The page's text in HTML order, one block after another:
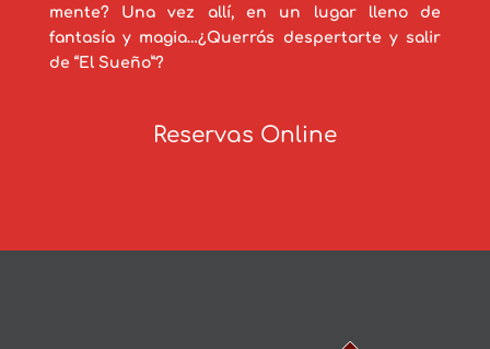
mente? Una vez allí, en un lugar lleno de
fantasía y magia…¿Querrás despertarte y salir
de “El Sueño”?
Reservas Online